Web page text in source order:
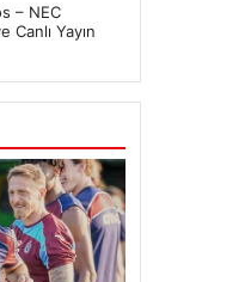
– NEC
Canlı Yayın